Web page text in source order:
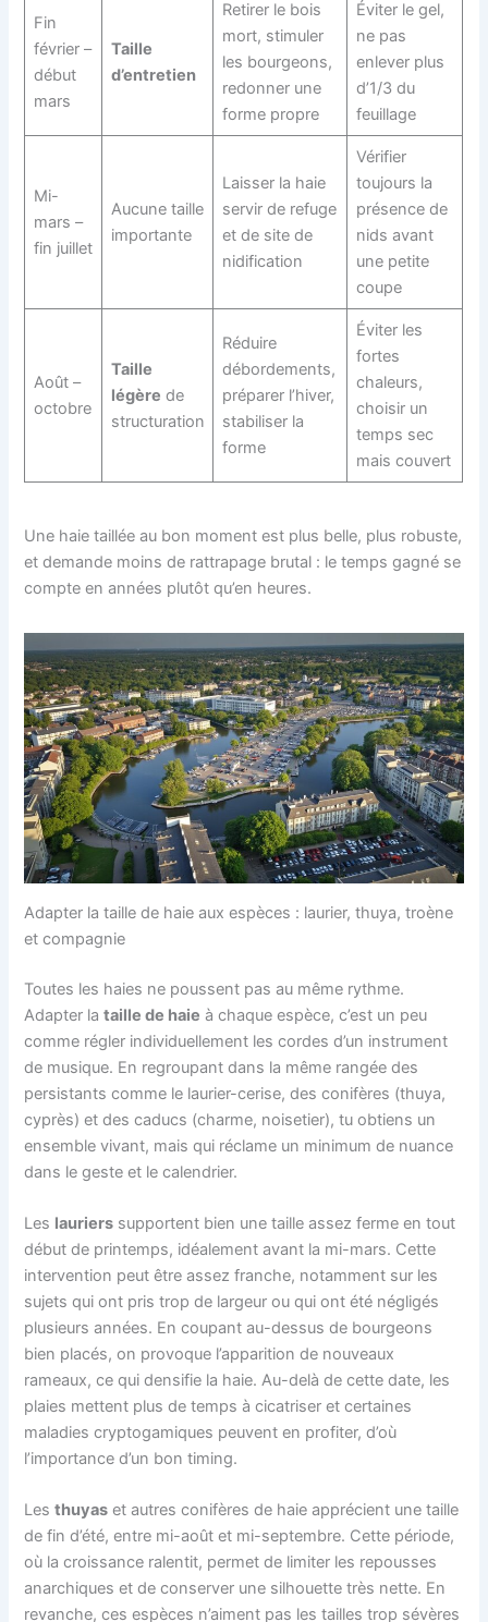
Fin
février –
début
mars
Taille
d’entretien
Retirer le bois
mort, stimuler
les bourgeons,
redonner une
forme propre
Éviter le gel,
ne pas
enlever plus
d’1/3 du
feuillage
Mi-
mars –
fin juillet
Aucune taille
importante
Laisser la haie
servir de refuge
et de site de
nidification
Vérifier
toujours la
présence de
nids avant
une petite
coupe
Août –
octobre
Taille
légère de
structuration
Réduire
débordements,
préparer l’hiver,
stabiliser la
forme
Éviter les
fortes
chaleurs,
choisir un
temps sec
mais couvert
Une haie taillée au bon moment est plus belle, plus robuste,
et demande moins de rattrapage brutal : le temps gagné se
compte en années plutôt qu’en heures.
Adapter la taille de haie aux espèces : laurier, thuya, troène
et compagnie
Toutes les haies ne poussent pas au même rythme.
Adapter lataille de haie à chaque espèce, c’est un peu
comme régler individuellement les cordes d’un instrument
de musique. En regroupant dans la même rangée des
persistants comme le laurier-cerise, des conifères (thuya,
cyprès) et des caducs (charme, noisetier), tu obtiens un
ensemble vivant, mais qui réclame un minimum de nuance
dans le geste et le calendrier.
Les lauriers supportent bien une taille assez ferme en tout
début de printemps, idéalement avant la mi-mars. Cette
intervention peut être assez franche, notamment sur les
sujets qui ont pris trop de largeur ou qui ont été négligés
plusieurs années. En coupant au-dessus de bourgeons
bien placés, on provoque l’apparition de nouveaux
rameaux, ce qui densifie la haie. Au-delà de cette date, les
plaies mettent plus de temps à cicatriser et certaines
maladies cryptogamiques peuvent en profiter, d’où
l’importance d’un bon timing.
Lesthuyas et autres conifères de haie apprécient une taille
de fin d’été, entre mi-août et mi-septembre. Cette période,
où la croissance ralentit, permet de limiter les repousses
anarchiques et de conserver une silhouette très nette. En
revanche, ces espèces n’aiment pas les tailles trop sévères